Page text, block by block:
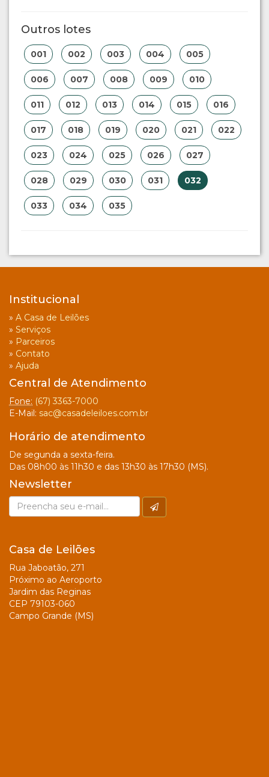
Outros lotes
001 002 003 004 005
006 007 008 009 010
011 012 013 014 015 016
017 018 019 020 021 022
023 024 025 026 027
028 029 030 031 032
033 034 035
Institucional
» A Casa de Leilões
» Serviços
» Parceiros
» Contato
» Ajuda
Central de Atendimento
Fone: (67) 3363-7000
E-Mail: sac@casadeleiloes.com.br
Horário de atendimento
De segunda a sexta-feira.
Das 08h00 às 11h30 e das 13h30 às 17h30 (MS).
Newsletter
Casa de Leilões
Rua Jaboatão, 271
Próximo ao Aeroporto
Jardim das Reginas
CEP 79103-060
Campo Grande (MS)